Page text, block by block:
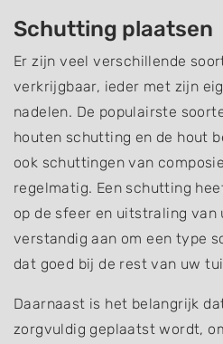
Schutting plaatsen
Er zijn veel verschillende
verkrijgbaar, ieder met zijn
nadelen. De populairste
houten schutting en de hout
ook schuttingen van
regelmatig. Een schutting
op de sfeer en uitstraling van
verstandig aan om een type
dat goed bij de rest van uw
Daarnaast is het belangrijk
zorgvuldig geplaatst wordt,